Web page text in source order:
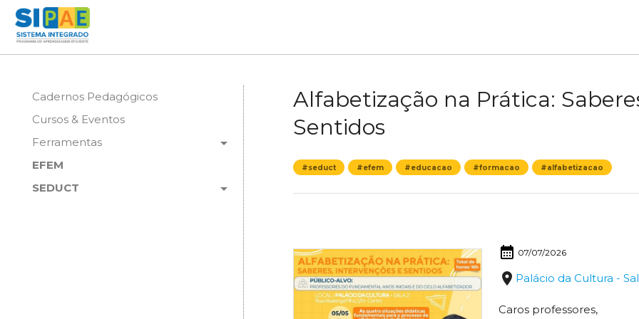
Cadernos Pedagógicos
Cursos & Eventos
arrow_drop_down
Ferramentas
EFEM
arrow_drop_down
SEDUCT
Alfabetização na Prática:
Sentidos
#seduct #efem #educacao #formacao #alfabetizacao
calendar_month 07/07/2026
place Palácio da Cultura -
Caros professores,